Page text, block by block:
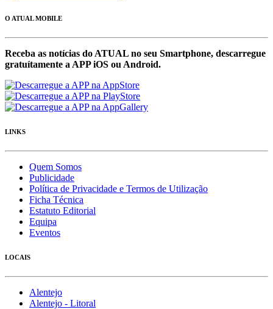
O ATUAL MOBILE
Receba as notícias do ATUAL no seu Smartphone, descarregue
gratuítamente a APP iOS ou Android.
LINKS
Quem Somos
Publicidade
Política de Privacidade e Termos de Utilização
Ficha Técnica
Estatuto Editorial
Equipa
Eventos
LOCAIS
Alentejo
Alentejo - Litoral